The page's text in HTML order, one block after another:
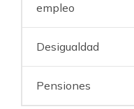
empleo
Desigualdad
Pensiones